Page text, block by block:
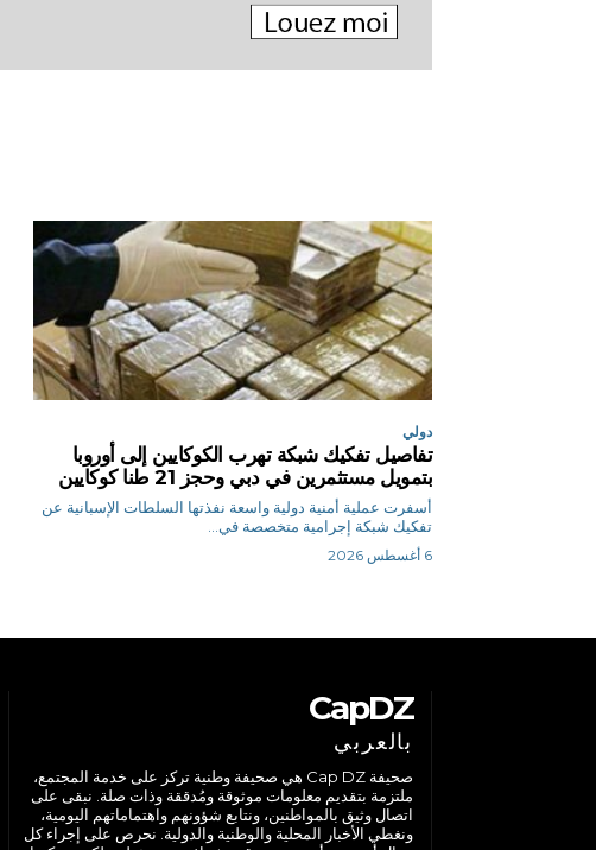
دولي
تفاصيل تفكيك شبكة تهرب الكوكايين إلى أوروبا
بتمويل مستثمرين في دبي وحجز 21 طنا كوكايين
أسفرت عملية أمنية دولية واسعة نفذتها السلطات الإسبانية عن
تفكيك شبكة إجرامية متخصصة في...
6 أغسطس 2026
CapDZ
بالعربي
صحيفة Cap DZ هي صحيفة وطنية تركز على خدمة المجتمع،
ملتزمة بتقديم معلومات موثوقة ومُدققة وذات صلة. نبقى على
اتصال وثيق بالمواطنين، ونتابع شؤونهم واهتماماتهم اليومية،
ونغطي الأخبار المحلية والوطنية والدولية. نحرص على إجراء كل